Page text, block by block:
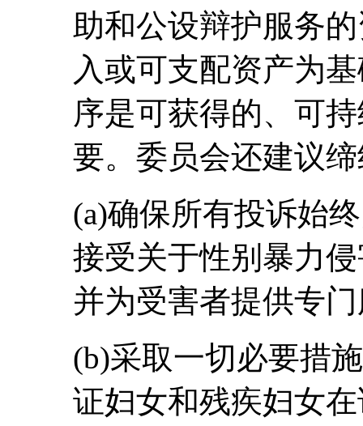
助和公设辩护服务
入或可支配资产为
序是可获得的、可
要。委员会还建议
(a)确保所有投诉始
接受关于性别暴力
并为受害者提供专
(b)采取一切必要措
证妇女和残疾妇女